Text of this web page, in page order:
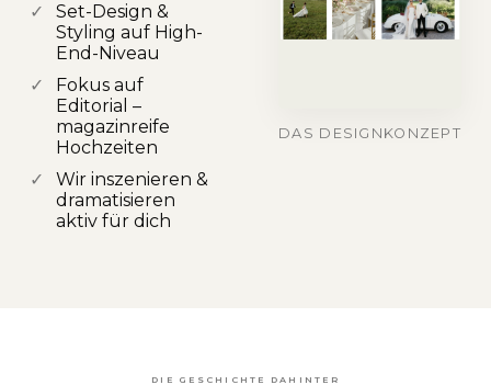
✓
Set-Design &
Styling auf High-
End-Niveau
✓
Fokus auf
Editorial –
magazinreife
Hochzeiten
✓
Wir inszenieren &
dramatisieren
aktiv für dich
DAS DESIGNKONZEPT
DIE GESCHICHTE DAHINTER